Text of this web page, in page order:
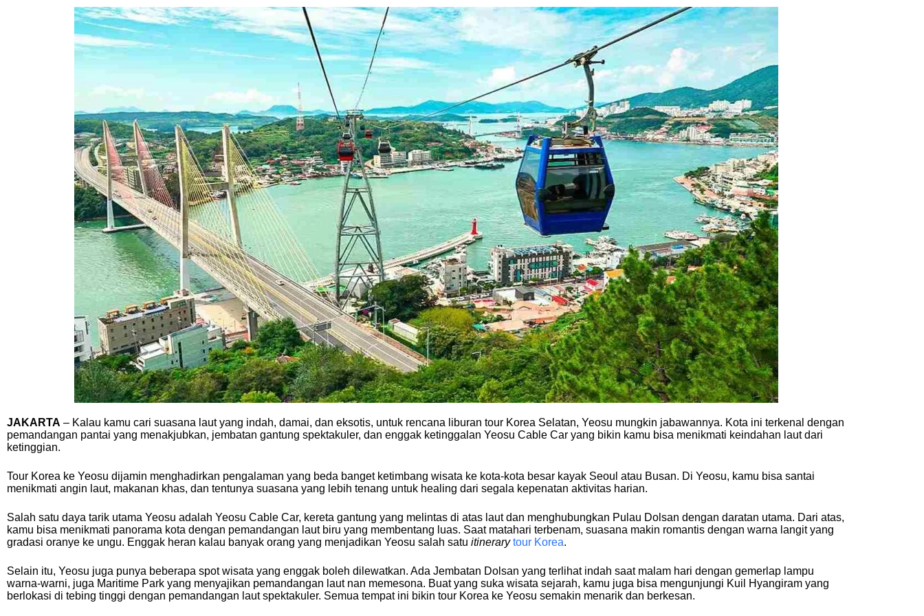
JAKARTA – Kalau kamu cari suasana laut yang indah, damai, dan eksotis, untuk rencana liburan tour Korea Selatan, Yeosu mungkin jabawannya. Kota ini terkenal dengan
pemandangan pantai yang menakjubkan, jembatan gantung spektakuler, dan enggak ketinggalan Yeosu Cable Car yang bikin kamu bisa menikmati keindahan laut dari
ketinggian.
Tour Korea ke Yeosu dijamin menghadirkan pengalaman yang beda banget ketimbang wisata ke kota-kota besar kayak Seoul atau Busan. Di Yeosu, kamu bisa santai
menikmati angin laut, makanan khas, dan tentunya suasana yang lebih tenang untuk healing dari segala kepenatan aktivitas harian.
Salah satu daya tarik utama Yeosu adalah Yeosu Cable Car, kereta gantung yang melintas di atas laut dan menghubungkan Pulau Dolsan dengan daratan utama. Dari atas,
kamu bisa menikmati panorama kota dengan pemandangan laut biru yang membentang luas. Saat matahari terbenam, suasana makin romantis dengan warna langit yang
gradasi oranye ke ungu. Enggak heran kalau banyak orang yang menjadikan Yeosu salah satu itinerarytour Korea.
Selain itu, Yeosu juga punya beberapa spot wisata yang enggak boleh dilewatkan. Ada Jembatan Dolsan yang terlihat indah saat malam hari dengan gemerlap lampu
warna-warni, juga Maritime Park yang menyajikan pemandangan laut nan memesona. Buat yang suka wisata sejarah, kamu juga bisa mengunjungi Kuil Hyangiram yang
berlokasi di tebing tinggi dengan pemandangan laut spektakuler. Semua tempat ini bikin tour Korea ke Yeosu semakin menarik dan berkesan.